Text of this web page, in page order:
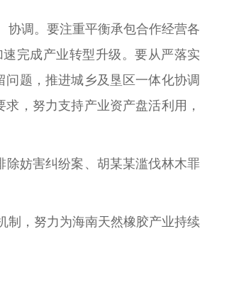
协调。要注重平衡承包合作经营各
完成产业转型升级。要从严落实
题，推进城乡及垦区一体化协调
，努力支持产业资产盘活利用，
妨害纠纷案、胡某某滥伐林木罪
制，努力为海南天然橡胶产业持续